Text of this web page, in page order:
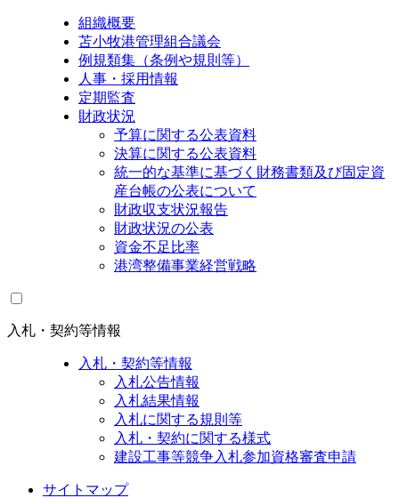
組織概要
苫小牧港管理組合議会
例規類集（条例や規則等）
人事・採用情報
定期監査
財政状況
予算に関する公表資料
決算に関する公表資料
統一的な基準に基づく財務書類及び固定資
産台帳の公表について
財政収支状況報告
財政状況の公表
資金不足比率
港湾整備事業経営戦略
入札・契約等情報
入札・契約等情報
入札公告情報
入札結果情報
入札に関する規則等
入札・契約に関する様式
建設工事等競争入札参加資格審査申請
サイトマップ